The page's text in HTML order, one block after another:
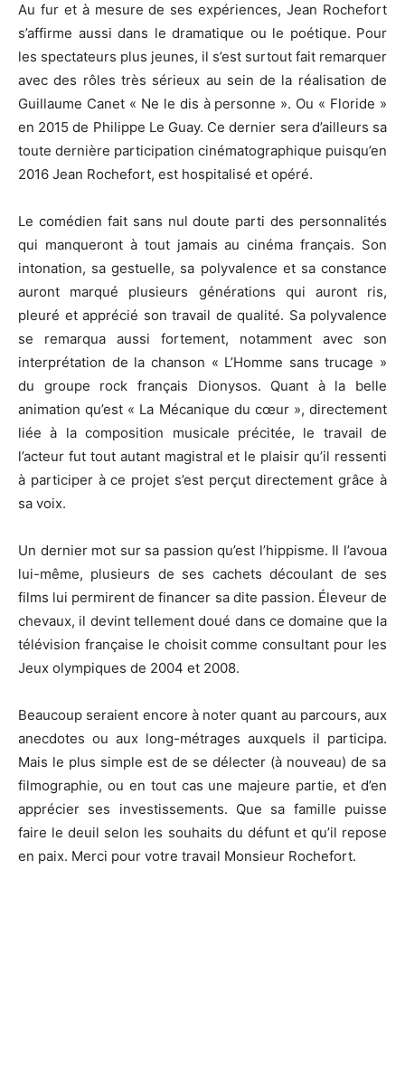
Au fur et à mesure de ses expériences, Jean Rochefort
s’affirme aussi dans le dramatique ou le poétique. Pour
les spectateurs plus jeunes, il s’est surtout fait remarquer
avec des rôles très sérieux au sein de la réalisation de
Guillaume Canet« Ne le dis à personne ». Ou « Floride »
en 2015 de Philippe Le Guay. Ce dernier sera d’ailleurs sa
toute dernière participation cinématographique puisqu’en
2016 Jean Rochefort, est hospitalisé et opéré.
Le comédien fait sans nul doute parti des personnalités
qui manqueront à tout jamais au cinéma français. Son
intonation, sa gestuelle, sa polyvalence et sa constance
auront marqué plusieurs générations qui auront ris,
pleuré et apprécié son travail de qualité. Sa polyvalence
se remarqua aussi fortement, notamment avec son
interprétation de la chanson « L’Homme sans trucage »
du groupe rock français Dionysos. Quant à la belle
animation qu’est « La Mécanique du cœur », directement
liée à la composition musicale précitée, le travail de
l’acteur fut tout autant magistral et le plaisir qu’il ressenti
à participer à ce projet s’est perçut directement grâce à
sa voix.
Un dernier mot sur sa passion qu’est l’hippisme. Il l’avoua
lui-même, plusieurs de ses cachets découlant de ses
films lui permirent de financer sa dite passion. Éleveur de
chevaux, il devint tellement doué dans ce domaine que la
télévision française le choisit comme consultant pour les
Jeux olympiques de 2004 et 2008.
Beaucoup seraient encore à noter quant au parcours, aux
anecdotes ou aux long-métrages auxquels il participa.
Mais le plus simple est de se délecter (à nouveau) de sa
filmographie, ou en tout cas une majeure partie, et d’en
apprécier ses investissements. Que sa famille puisse
faire le deuil selon les souhaits du défunt et qu’il repose
en paix. Merci pour votre travail Monsieur Rochefort.